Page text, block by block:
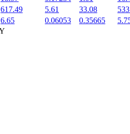
voor BTR-houders
617.49 5.61 33.08
6.65 0.06053 0.35665